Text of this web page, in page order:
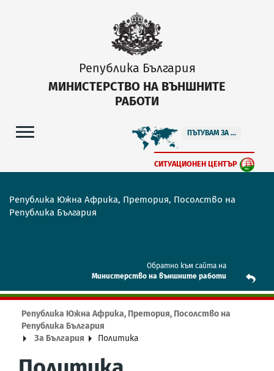
Република България
МИНИСТЕРСТВО НА ВЪНШНИТЕ
РАБОТИ
ПЪТУВАМ ЗА ...
СИТУАЦИОНЕН ЦЕНТЪР
Република Южна Африка, Претория, Посолство на
Република България
Обратно към сайта на
Mинистерство на външните работи
Република Южна Африка, Претория, Посолство на
Република България
За България
Политика